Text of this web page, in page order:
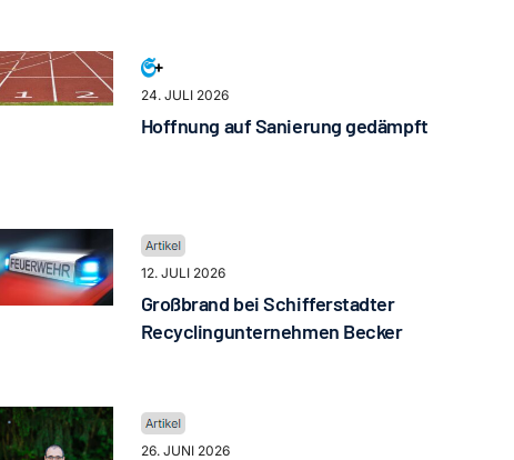
24. JULI 2026
Hoffnung auf Sanierung gedämpft
12. JULI 2026
Großbrand bei Schifferstadter
Recyclingunternehmen Becker
26. JUNI 2026